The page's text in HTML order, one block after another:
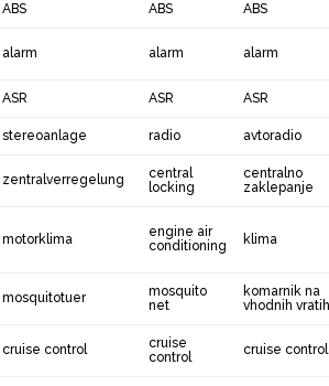
ABS ABS ABS
alarm alarm alarm
ASR ASR ASR
stereoanlage radio avtoradio
zentralverregelung
central
locking
centralno
zaklepanje
motorklima
engine air
conditioning
klima
mosquitotuer
mosquito
net
komarnik na
vhodnih vratih
cruise control
cruise
control
cruise control